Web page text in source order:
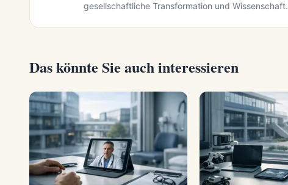
gesellschaftliche Transformation und Wissenschaft.
Das könnte Sie auch interessieren